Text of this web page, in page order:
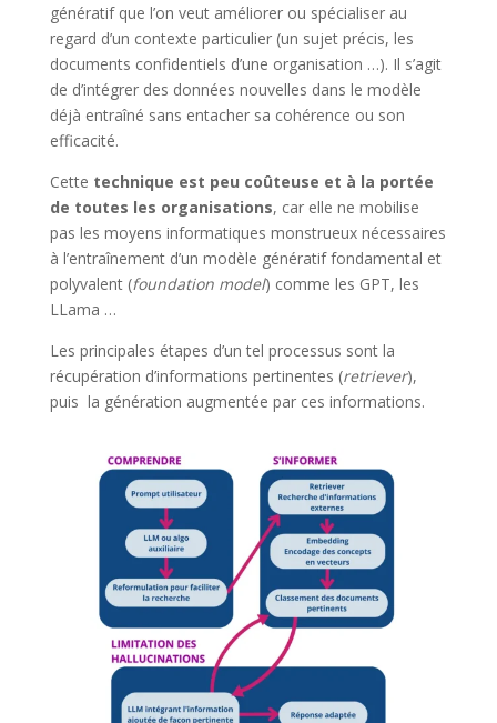
génératif que l’on veut améliorer ou spécialiser au
regard d’un contexte particulier (un sujet précis, les
documents confidentiels d’une organisation …). Il s’agit
de d’intégrer des données nouvelles dans le modèle
déjà entraîné sans entacher sa cohérence ou son
efficacité.
Cette technique est peu coûteuse et à la portée
de toutes les organisations, car elle ne mobilise
pas les moyens informatiques monstrueux nécessaires
à l’entraînement d’un modèle génératif fondamental et
polyvalent (foundation model) comme les GPT, les
LLama …
Les principales étapes d’un tel processus sont la
récupération d’informations pertinentes (retriever),
puis la génération augmentée par ces informations.